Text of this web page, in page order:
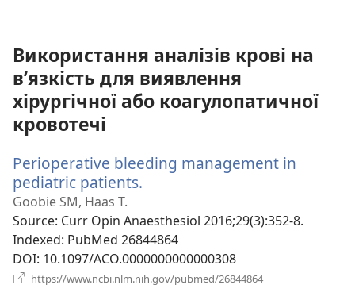
Використання аналізів крові на
в’язкість для виявлення
хірургічної або коагулопатичної
кровотечі
Perioperative bleeding management in
pediatric patients.
новому
вікні)
Goobie SM, Haas T.
Source‎: Curr Opin Anaesthesiol 2016;29(3):352-8.
Indexed‎: PubMed 26844864
DOI‎: 10.1097/ACO.0000000000000308
https://www.ncbi.nlm.nih.gov/pubmed/26844864